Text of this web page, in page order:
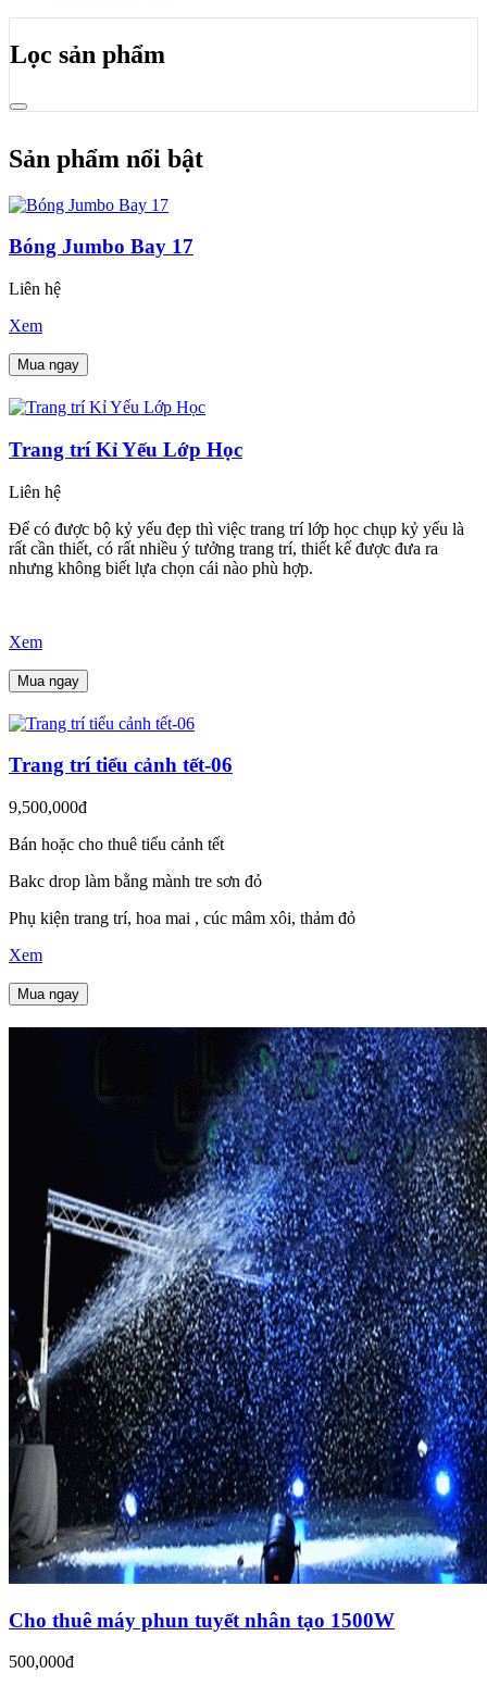
Lọc sản phẩm
Sản phẩm nổi bật
Bóng Jumbo Bay 17
Liên hệ
Xem
Mua ngay
Trang trí Kỉ Yếu Lớp Học
Liên hệ
Để có được bộ kỷ yếu đẹp thì việc trang trí lớp học chụp kỷ yếu là
rất cần thiết, có rất nhiều ý tưởng trang trí, thiết kế được đưa ra
nhưng không biết lựa chọn cái nào phù hợp.
Xem
Mua ngay
Trang trí tiểu cảnh tết-06
9,500,000đ
Bán hoặc cho thuê tiểu cảnh tết
Bakc drop làm bằng mành tre sơn đỏ
Phụ kiện trang trí, hoa mai , cúc mâm xôi, thảm đỏ
Xem
Mua ngay
Cho thuê máy phun tuyết nhân tạo 1500W
500,000đ